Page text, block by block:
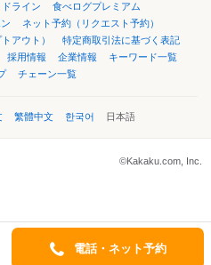
ライン
食べログプレミアム
ネット予約（リクエスト予約）
アウト）
特定商取引法に基づく表記
採用情報 企業情報
キーワード一覧
チェーン一覧
繁體中文 한국어 日本語
©Kakaku.com, Inc.
電話・ネット予約